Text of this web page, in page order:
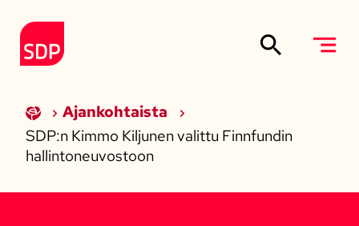
Etusivulle
Ajankohtaista
SDP:n Kimmo Kiljunen valittu Finnfundin
hallintoneuvostoon